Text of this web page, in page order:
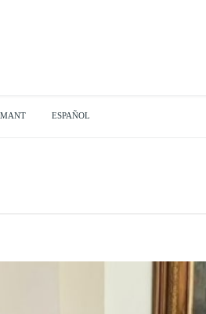
ESPAÑOL